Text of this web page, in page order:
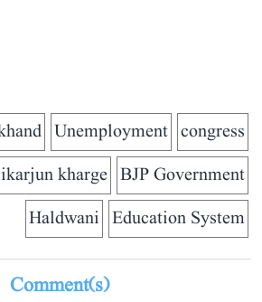
congress
Unemployment
BJP Government
kharge
Education System
Haldwani
Comment(s)